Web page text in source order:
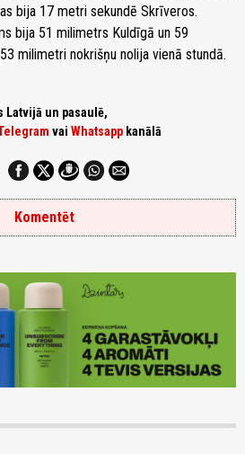
bija 17 metri sekundē Skrīveros.
bija 51 milimetrs Kuldīgā un 59
milimetri nokrišņu nolija vienā stundā.
Latvijā un pasaulē,
vai Whatsapp kanālā
Komentēt